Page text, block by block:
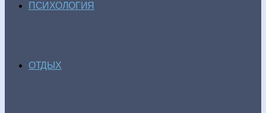
ПСИХОЛОГИЯ
ОТДЫХ